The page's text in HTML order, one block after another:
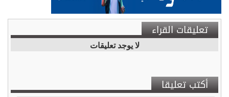
تعليقات القراء
لا يوجد تعليقات
أكتب تعليقا